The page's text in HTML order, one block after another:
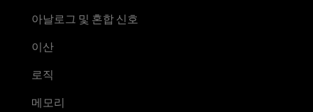
아날로그 및 혼합 신호
이산
로직
메모리